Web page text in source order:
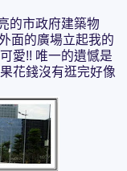
的市政府建築物
面的廣場立起我的
愛!! 唯一的遺憾是
花錢沒有逛完好像